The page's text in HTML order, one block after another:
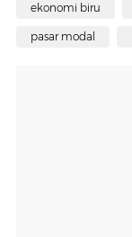
ekonomi biru
pasar modal